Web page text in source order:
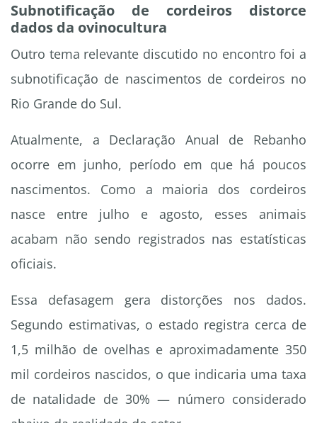
Subnotificação de cordeiros distorce
dados da ovinocultura
Outro tema relevante discutido no encontro foi a
subnotificação de nascimentos de cordeiros no
Rio Grande do Sul.
Atualmente, a Declaração Anual de Rebanho
ocorre em junho, período em que há poucos
nascimentos. Como a maioria dos cordeiros
nasce entre julho e agosto, esses animais
acabam não sendo registrados nas estatísticas
oficiais.
Essa defasagem gera distorções nos dados.
Segundo estimativas, o estado registra cerca de
1,5 milhão de ovelhas e aproximadamente 350
mil cordeiros nascidos, o que indicaria uma taxa
de natalidade de 30% — número considerado